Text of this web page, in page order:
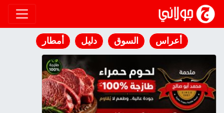
انتقل إلى المحتوى
أعراس السوق دليل أمطار